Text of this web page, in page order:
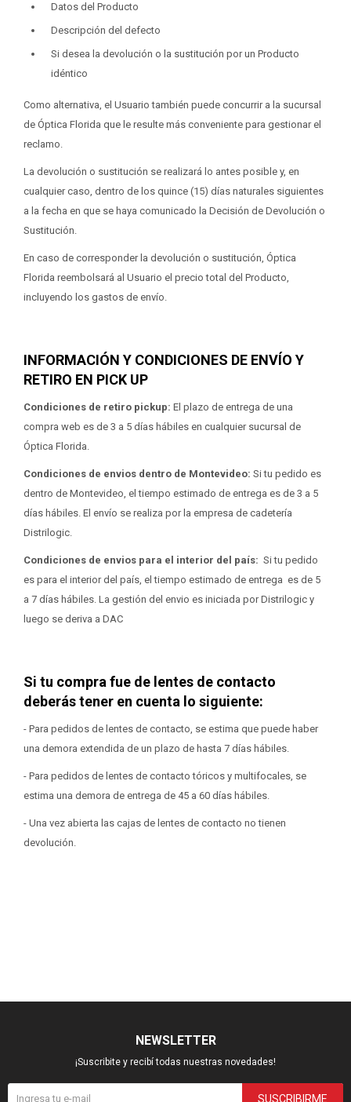
Datos del Producto
Descripción del defecto
Si desea la devolución o la sustitución por un Producto
idéntico
Como alternativa, el Usuario también puede concurrir a la sucursal
de Óptica Florida que le resulte más conveniente para gestionar el
reclamo.
La devolución o sustitución se realizará lo antes posible y, en
cualquier caso, dentro de los quince (15) días naturales siguientes
a la fecha en que se haya comunicado la Decisión de Devolución o
Sustitución.
En caso de corresponder la devolución o sustitución, Óptica
Florida reembolsará al Usuario el precio total del Producto,
incluyendo los gastos de envío.
INFORMACIÓN Y CONDICIONES DE ENVÍO Y
RETIRO EN PICK UP
Condiciones de retiro pickup: El plazo de entrega de una
compra web es de 3 a 5 días hábiles en cualquier sucursal de
Óptica Florida.
Condiciones de envios dentro de Montevideo: Si tu pedido es
dentro de Montevideo, el tiempo estimado de entrega es de 3 a 5
días hábiles. El envío se realiza por la empresa de cadetería
Distrilogic.
Condiciones de envios para el interior del país: Si tu pedido
es para el interior del país, el tiempo estimado de entrega es de 5
a 7 días hábiles. La gestión del envio es iniciada por Distrilogic y
luego se deriva a DAC
Si tu compra fue de lentes de contacto
deberás tener en cuenta lo siguiente:
- Para pedidos de lentes de contacto, se estima que puede haber
una demora extendida de un plazo de hasta 7 días hábiles.
- Para pedidos de lentes de contacto tóricos y multifocales, se
estima una demora de entrega de 45 a 60 días hábiles.
- Una vez abierta las cajas de lentes de contacto no tienen
devolución.
NEWSLETTER
¡Suscribite y recibí todas nuestras novedades!
SUSCRIBIRME